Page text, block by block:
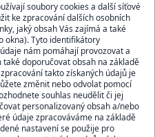
soubory cookies a další síťové
ke zpracování dalších osobních
jaký obsah Vás zajímá a také
okna). Tyto identifikátory
nám pomáhají provozovat a
doporučovat obsah na základě
takto získaných údajů je
změnit nebo odvolat pomocí
souhlas neudělit či jej
personalizovaný obsah a/nebo
údaje zpracováváme na základě
nastavení se použije pro